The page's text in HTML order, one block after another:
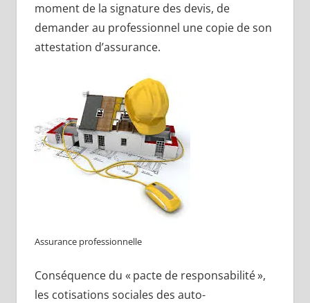
moment de la signature des devis, de
demander au professionnel une copie de son
attestation d’assurance.
Assurance professionnelle
Conséquence du « pacte de responsabilité »,
les cotisations sociales des auto-